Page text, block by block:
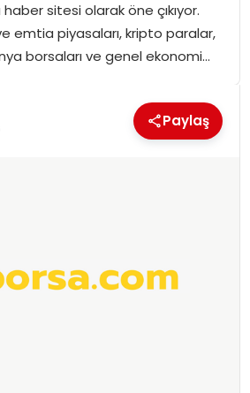
sitesi olarak öne çıkıyor.
emtia piyasaları, kripto paralar,
borsaları ve genel ekonomi…
Paylaş